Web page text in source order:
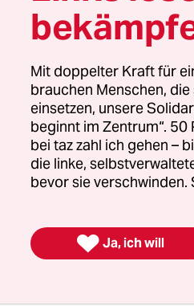
Lula noch auf freiem
populäre Präsident
als beispielhaft galt, ist
wegen
worden,
seine Nachfolgerin
Mit doppelter Kraft für
brauchen Menschen,
einsetzen, unsere
beginnt im Zentrum“.
bei taz zahl ich gehen –
die linke,
bevor sie verschwinden.
 Ja, ich will